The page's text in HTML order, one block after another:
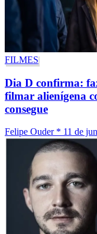
FILMES
Dia D confirma:
filmar alienígena
consegue
Felipe Ouder * 11 de jun